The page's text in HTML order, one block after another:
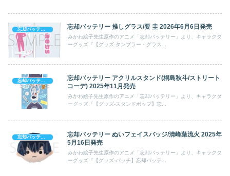
忘却バッテリー 忘却バッテリー 推しグラス/要 圭 2026年6月6日発売
みかわ絵子先生原作のアニメ「忘却バッテリー」より、キャラクタ
ーグッズ『【グッズ-タンブラー・グラス...
忘却バッテリー アクリルスタンド(桐島秋斗/ストリート
コーデ) 2025年11月発売
みかわ絵子先生原作のアニメ「忘却バッテリー」より、キャラクタ
ーグッズ『【グッズ-スタンドポップ】忘...
忘却バッテリー ぬいフェイスバッジ/清峰葉流火 2025年
5月16日発売
みかわ絵子先生原作のアニメ「忘却バッテリー」より、キャラクタ
ーグッズ『【グッズ-バッチ】忘却バッテ...